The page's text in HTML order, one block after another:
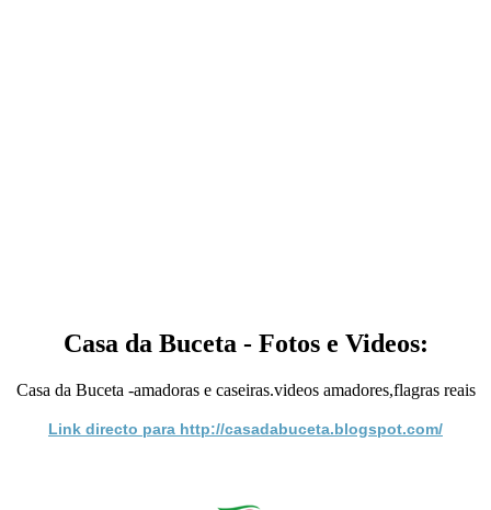
Casa da Buceta - Fotos e Videos:
Casa da Buceta -amadoras e caseiras.videos amadores,flagras reais
Link directo para http://casadabuceta.blogspot.com/